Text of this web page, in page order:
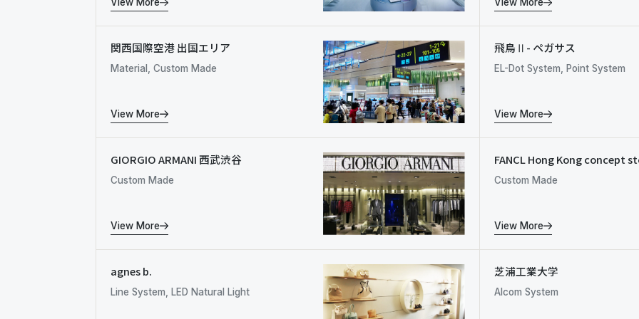
View More View More
関西国際空港 出国エリア
Material, Custom Made
View More
飛鳥Ⅱ- ペガサス
EL-Dot System, Point System
View More
GIORGIO ARMANI 西武渋谷
Custom Made
View More
FANCL Hong Kong concept
Custom Made
View More
agnes b.
Line System, LED Natural Light
芝浦工業大学
Alcom System